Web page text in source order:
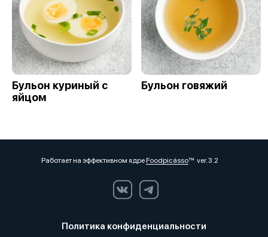
Бульон куриный с
яйцом
Бульон говяжий
Работает на эффективном ядреFoodpicássover. 3.2
Политика конфиденциальности